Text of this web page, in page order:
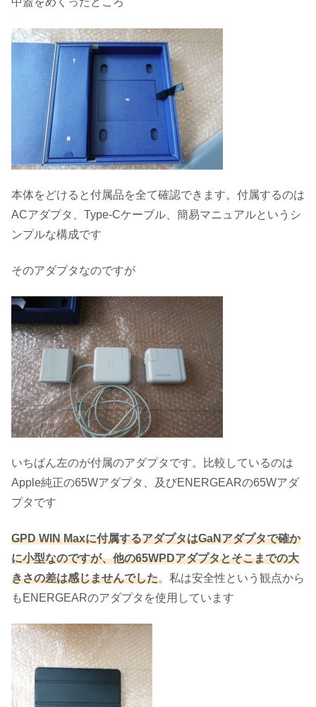
本体をどけると付属品を全て確認できます。付属するのは
ACアダプタ、Type-Cケーブル、簡易マニュアルというシ
ンプルな構成です
そのアダプタなのですが
いちばん左のが付属のアダプタです。比較しているのは
Apple純正の65Wアダプタ、及びENERGEARの65Wアダ
プタです
GPD WIN Maxに付属するアダプタはGaNアダプタで確か
に小型なのですが、他の65WPDアダプタとそこまでの大
きさの差は感じませんでした。私は安全性という観点から
もENERGEARのアダプタを使用しています